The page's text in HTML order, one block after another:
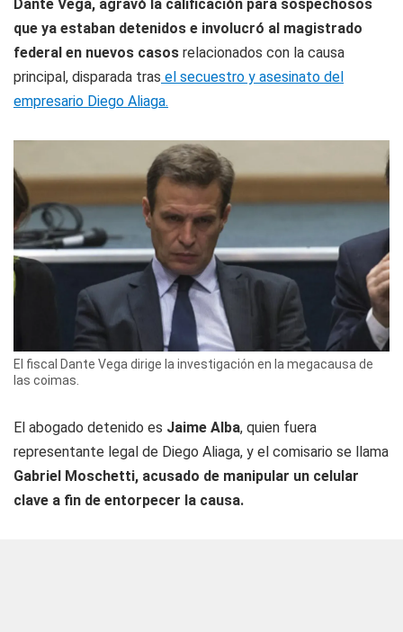
Dante Vega, agravó la calificación para sospechosos
que ya estaban detenidos e involucró al magistrado
federal en nuevos casos relacionados con la causa
principal, disparada tras el secuestro y asesinato del
empresario Diego Aliaga.
El fiscal Dante Vega dirige la investigación en la megacausa de
las coimas.
El abogado detenido es Jaime Alba, quien fuera
representante legal de Diego Aliaga, y el comisario se llama
Gabriel Moschetti, acusado de manipular un celular
clave a fin de entorpecer la causa.